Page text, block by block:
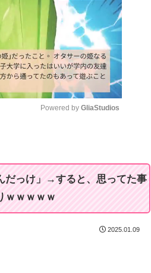
t
Powered by GliaStudios
だっけ」→すると、思ってた事
ｗｗｗｗｗ
2025.01.09